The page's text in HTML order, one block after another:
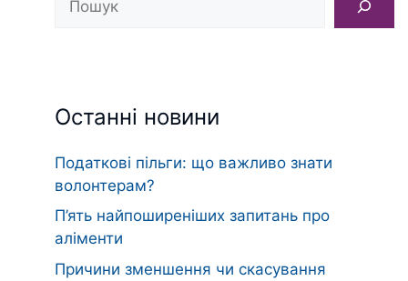
Останні новини
Податкові пільги: що важливо знати
волонтерам?
П’ять найпоширеніших запитань про
аліменти
Причини зменшення чи скасування